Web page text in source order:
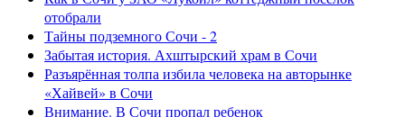
отобрали
Тайны подземного Сочи - 2
Забытая история. Ахштырский храм в Сочи
Разъярённая толпа избила человека на авторынке
«Хайвей» в Сочи
Внимание. В Сочи пропал ребенок